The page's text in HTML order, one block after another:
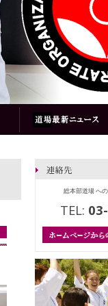
総本部道場 へ
TEL: